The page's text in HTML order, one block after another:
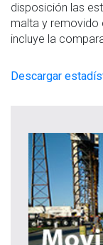
disposición las
malta y removido
incluye la
Descargar